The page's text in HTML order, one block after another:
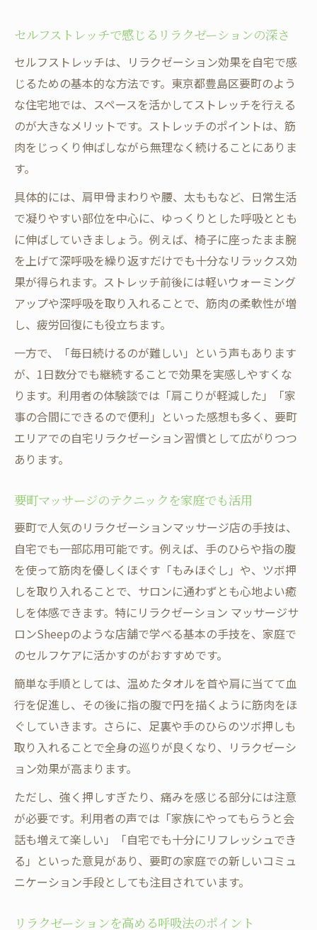
セルフストレッチで感じるリラクゼーションの深さ
セルフストレッチは、リラクゼーション効果を自宅で感
じるための基本的な方法です。東京都豊島区要町のよう
な住宅地では、スペースを活かしてストレッチを行える
のが大きなメリットです。ストレッチのポイントは、筋
肉をじっくり伸ばしながら無理なく続けることにありま
す。
具体的には、肩甲骨まわりや腰、太ももなど、日常生活
で凝りやすい部位を中心に、ゆっくりとした呼吸ととも
に伸ばしていきましょう。例えば、椅子に座ったまま腕
を上げて深呼吸を繰り返すだけでも十分なリラックス効
果が得られます。ストレッチ前後には軽いウォーミング
アップや深呼吸を取り入れることで、筋肉の柔軟性が増
し、疲労回復にも役立ちます。
一方で、「毎日続けるのが難しい」という声もあります
が、1日数分でも継続することで効果を実感しやすくな
ります。利用者の体験談では「肩こりが軽減した」「家
事の合間にできるので便利」といった感想も多く、要町
エリアでの自宅リラクゼーション習慣として広がりつつ
あります。
要町マッサージのテクニックを家庭でも活用
要町で人気のリラクゼーションマッサージ店の手技は、
自宅でも一部応用可能です。例えば、手のひらや指の腹
を使って筋肉を優しくほぐす「もみほぐし」や、ツボ押
しを取り入れることで、サロンに通わずとも心地よい癒
しを体感できます。特にリラクゼーション マッサージサ
ロンSheepのような店舗で学べる基本の手技を、家庭で
のセルフケアに活かすのがおすすめです。
簡単な手順としては、温めたタオルを首や肩に当てて血
行を促進し、その後に指の腹で円を描くように筋肉をほ
ぐしていきます。さらに、足裏や手のひらのツボ押しも
取り入れることで全身の巡りが良くなり、リラクゼーシ
ョン効果が高まります。
ただし、強く押しすぎたり、痛みを感じる部分には注意
が必要です。利用者の声では「家族にやってもらうと会
話も増えて楽しい」「自宅でも十分にリフレッシュでき
る」といった意見があり、要町の家庭での新しいコミュ
ニケーション手段としても注目されています。
リラクゼーションを高める呼吸法のポイント